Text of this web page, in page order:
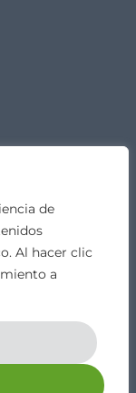
de
Al hacer clic
a
por elestudio28​